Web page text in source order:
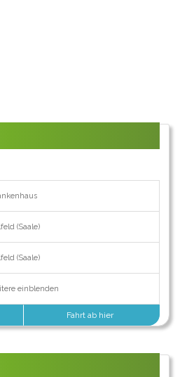
(Saale)
(Saale)
einblenden
Fahrt ab hier